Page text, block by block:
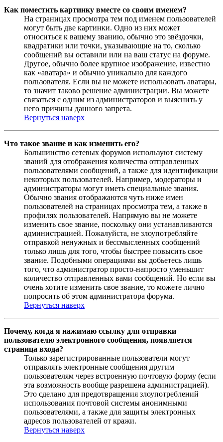
Как поместить картинку вместе со своим именем?
На страницах просмотра тем под именем пользователей
могут быть две картинки. Одно из них может
относиться к вашему званию, обычно это звёздочки,
квадратики или точки, указывающие на то, сколько
сообщений вы оставили или на ваш статус на форуме.
Другое, обычно более крупное изображение, известно
как «аватара» и обычно уникально для каждого
пользователя. Если вы не можете использовать аватары,
то значит таково решение администрации. Вы можете
связаться с одним из администраторов и выяснить у
него причины данного запрета.
Вернуться наверх
Что такое звание и как изменить его?
Большинство сетевых форумов используют систему
званий для отображения количества отправленных
пользователями сообщений, а также для идентификации
некоторых пользователей. Например, модераторы и
администраторы могут иметь специальные звания.
Обычно звания отображаются чуть ниже имен
пользователей на страницах просмотра тем, а также в
профилях пользователей. Напрямую вы не можете
изменить свое звание, поскольку они устанавливаются
администрацией. Пожалуйста, не злоупотребляйте
отправкой ненужных и бессмысленных сообщений
только лишь для того, чтобы быстрее повысить свое
звание. Подобными операциями вы добьетесь лишь
того, что администратор просто-напросто уменьшит
количество отправленных вами сообщений. Но если вы
очень хотите изменить свое звание, то можете лично
попросить об этом администратора форума.
Вернуться наверх
Почему, когда я нажимаю ссылку для отправки
пользователю электронного сообщения, появляется
страница входа?
Только зарегистрированные пользователи могут
отправлять электронные сообщения другим
пользователям через встроенную почтовую форму (если
эта возможность вообще разрешена администрацией).
Это сделано для предотвращения злоупотреблений
использования почтовой системы анонимными
пользователями, а также для защиты электронных
адресов пользователей от кражи.
Вернуться наверх